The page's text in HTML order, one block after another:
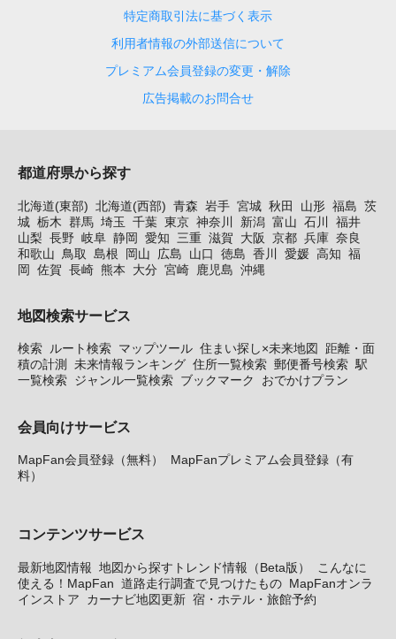
特定商取引法に基づく表示
利用者情報の外部送信について
プレミアム会員登録の変更・解除
広告掲載のお問合せ
都道府県から探す
北海道(東部) 北海道(西部) 青森 岩手 宮城 秋田 山形 福島 茨
城 栃木 群馬 埼玉 千葉 東京 神奈川 新潟 富山 石川
福井
山梨 長野 岐阜 静岡 愛知 三重 滋賀 大阪 京都 兵庫 奈良
和歌山
鳥取 島根 岡山 広島 山口 徳島 香川 愛媛 高知 福
岡
佐賀 長崎 熊本 大分 宮崎 鹿児島 沖縄
地図検索サービス
検索 ルート検索 マップツール 住まい探し×未来地図
距離・面
積の計測
未来情報ランキング 住所一覧検索 郵便番号検索 駅
一覧検索 ジャンル一覧検索 ブックマーク おでかけプラン
会員向けサービス
MapFan会員登録（無料）
MapFanプレミアム会員登録（有
料）
コンテンツサービス
最新地図情報 地図から探すトレンド情報（Beta版）
こんなに
使える！MapFan 道路走行調査で見つけたもの MapFanオンラ
インストア
カーナビ地図更新 宿・ホテル・旅館予約